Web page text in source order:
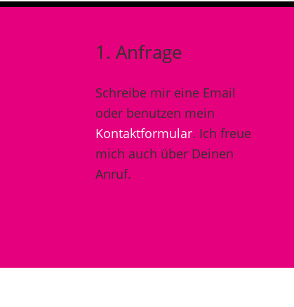
1. Anfrage
Schreibe mir eine Email
oder benutzen mein
Kontaktformular. Ich freue
mich auch über Deinen
Anruf.